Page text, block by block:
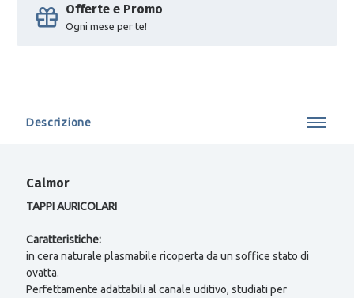
Offerte e Promo
Ogni mese per te!
Descrizione
Calmor
TAPPI AURICOLARI
Caratteristiche:
in cera naturale plasmabile ricoperta da un soffice stato di
ovatta.
Perfettamente adattabili al canale uditivo, studiati per